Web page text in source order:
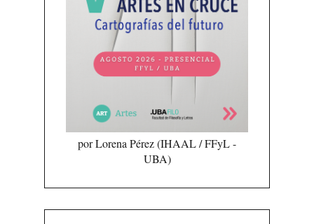
por Lorena Pérez (IHAAL / FFyL -
UBA)